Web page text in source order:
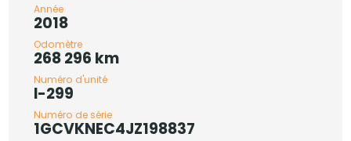
Année
2018
Odomètre
268 296 km
Numéro d'unité
I-299
Numéro de série
1GCVKNEC4JZ198837